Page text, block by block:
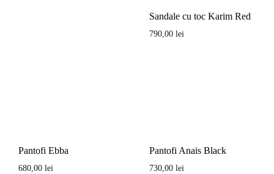
Sandale cu toc Karim Red
790,00 lei
Pantofi Ebba
680,00 lei
Pantofi Anais Black
730,00 lei